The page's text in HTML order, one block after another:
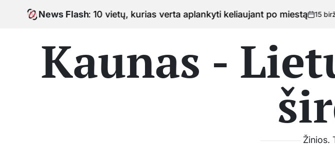
News Flash
10 vietų, kurias verta aplankyti keliaujant po miestąon
15 birželio, 2026
Posted
Kaunas -
Žinios.